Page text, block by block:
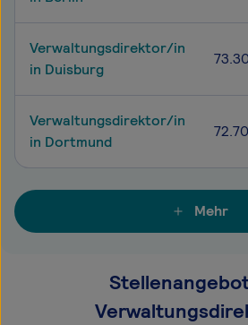
Verwaltungsdirektor/in
in Duisburg
Verwaltungsdirektor/in
in Dortmund
Mehr